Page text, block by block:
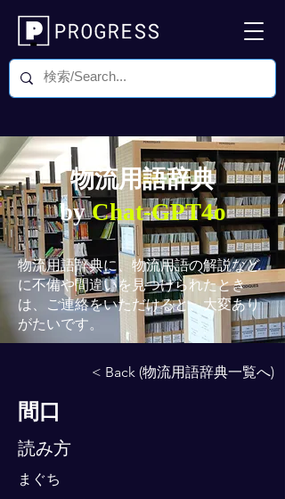
物流用語辞典
byChat-GPT4o
物流用語辞典に、物流用語の解説など
に不備や間違いを見つけられたとき
は、ご連絡をいただけると、大変あり
がたいです。
< Back (物流用語辞典一覧へ)
間口
読み方
まぐち